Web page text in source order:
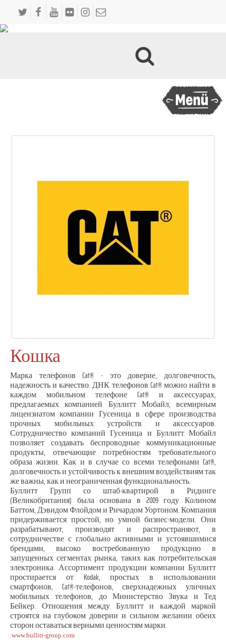
Кошка
Марка телефонов Cat® - это доверие, долговечность,
надежность и качество. ДНК телефонов Cat® можно найти в
каждом мобильном телефоне Cat® и аксессуарах,
предлагаемых компанией Буллитт Мобайл, всемирным
лицензиатом компании Гусеница в сфере производства
прочных мобильных устройств и аксессуаров.
Сотрудничество компаний Гусеница и Буллитт Мобайл
позволяет создавать беспроводные коммуникационные
продукты, отвечающие потребностям требовательного
образа жизни. Как и в случае со всеми телефонами Cat®,
долговечность и устойчивость к внешним воздействиям так
же важны, как и неограниченная функциональность.
Буллитт Групп со штаб-квартирой в Ридинге
(Великобритания) была основана в 2009 году Колином
Баттом, Дэвидом Флойдом и Ричардом Уортоном. Компания
придерживается простой, но умной бизнес-модели. Они
разрабатывают, производят и распространяют, в
сотрудничестве с глобально активными и устоявшимися
брендами, высоко востребованную продукцию в
запущенных сегментах рынка, таких как потребительская
электроника. Ассортимент продукции компании Буллитт
простирается от Kodak, простых в использовании
смартфонов, Cat®-телефонов, сверхнадежных уличных
мобильных телефонов, до Министерство Звука и Тед
Бейкер. Отношения между Буллитт и каждой маркой
строятся на глубоком доверии и сильном желании обеих
сторон оставаться верными ценностям марки.
www.bullitt-group.com